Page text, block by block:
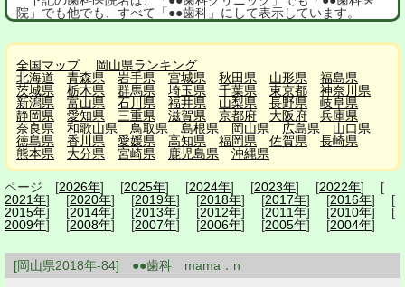
院」でも他でも、すべて「●●歯科」にして表示しています。
全国マップ
岡山県ランキング
北海道
青森県 岩手県 宮城県 秋田県 山形県
福島県
茨城県
栃木県 群馬県 埼玉県 千葉県 東京都
神奈川県
新潟県
富山県 石川県 福井県 山梨県 長野県
岐阜県
静岡県
愛知県 三重県 滋賀県 京都府 大阪府
兵庫県
奈良県
和歌山県 鳥取県 島根県 岡山県 広島県
山口県
徳島県
香川県 愛媛県 高知県 福岡県 佐賀県
長崎県
熊本県
大分県 宮崎県 鹿児島県 沖縄県
ページ [2026年] [2025年] [2024年] [2023年] [2022年] [
2021年] [2020年] [2019年] [2018年] [2017年] [2016年] [
2015年] [2014年] [2013年] [2012年] [2011年] [2010年] [
2009年] [2008年] [2007年] [2006年] [2005年] [2004年]
[岡山県2018年-84] ●●歯科 mama．n